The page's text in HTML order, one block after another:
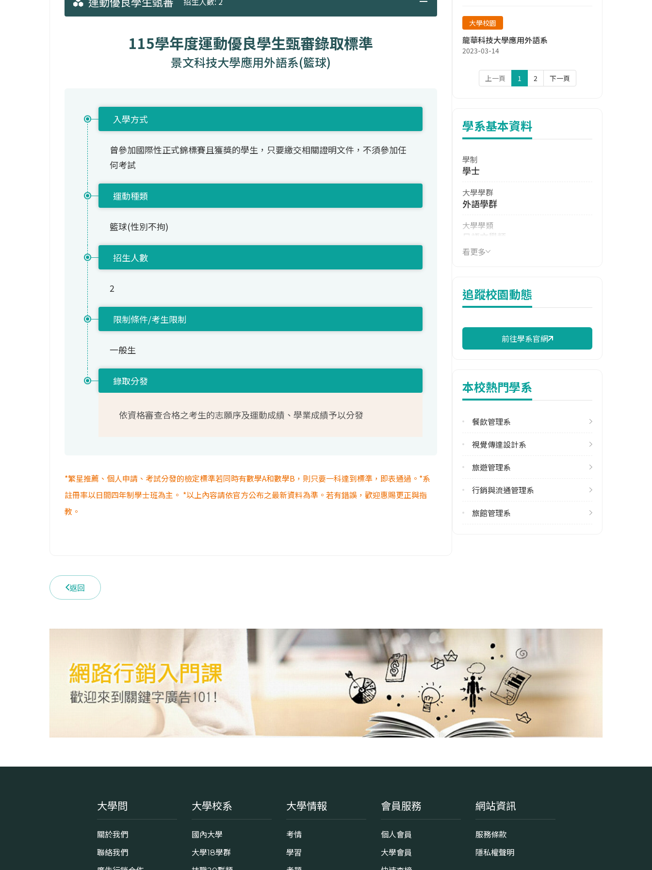
115學年度運動優良學生甄審錄取標準
景文科技大學應用外語系(籃球)
入學方式
曾參加國際性正式錦標賽且獲獎的學生，只要繳交相關證明文件，不須參加任
何考試
運動種類
籃球(性別不拘)
招生人數
2
限制條件/考生限制
一般生
錄取分發
依資格審查合格之考生的志願序及運動成績、學業成績予以分發
*繁星推薦、個人申請、考試分發的檢定標準若同時有數學A和數學B，則只要一科達到標準，即表通過。*系
註冊率以日間四年制學士班為主。 *以上內容請依官方公布之最新資料為準。若有錯誤，歡迎惠賜更正與指
教。
大學校園
龍華科技大學應用外語系
2023-03-14
上一頁 1 2 下一頁
學系基本資料
學制
學士
大學學群
外語學群
大學學類
日語文學類
技職群類
114年學費
35,370 元/學期
114年雜費
7,790 元/學期
雙主修人數
113學年度上學期
1
學系電話
新北市新店區安忠路99號
看更多
追蹤校園動態
前往學系官網
本校熱門學系
餐飲管理系
視覺傳達設計系
旅遊管理系
行銷與流通管理系
旅館管理系
返回
大學問
關於我們
聯絡我們
大學校系
國內大學
大學18學群
大學情報
考情
學習
會員服務
個人會員
大學會員
網站資訊
服務條款
隱私權聲明